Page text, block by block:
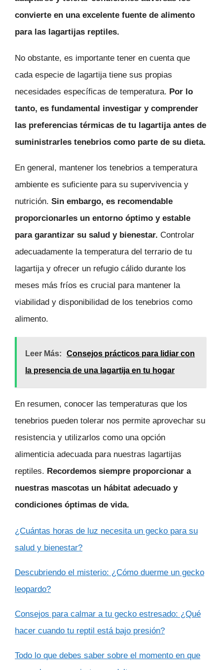
convierte en una excelente fuente de alimento
para las lagartijas reptiles.
No obstante, es importante tener en cuenta que
cada especie de lagartija tiene sus propias
necesidades específicas de temperatura. Por lo
tanto, es fundamental investigar y comprender
las preferencias térmicas de tu lagartija antes de
suministrarles tenebrios como parte de su dieta.
En general, mantener los tenebrios a temperatura
ambiente es suficiente para su supervivencia y
nutrición. Sin embargo, es recomendable
proporcionarles un entorno óptimo y estable
para garantizar su salud y bienestar. Controlar
adecuadamente la temperatura del terrario de tu
lagartija y ofrecer un refugio cálido durante los
meses más fríos es crucial para mantener la
viabilidad y disponibilidad de los tenebrios como
alimento.
Leer Más:
Consejos prácticos para lidiar con
la presencia de una lagartija en tu hogar
En resumen, conocer las temperaturas que los
tenebrios pueden tolerar nos permite aprovechar su
resistencia y utilizarlos como una opción
alimenticia adecuada para nuestras lagartijas
reptiles. Recordemos siempre proporcionar a
nuestras mascotas un hábitat adecuado y
condiciones óptimas de vida.
¿Cuántas horas de luz necesita un gecko para su
salud y bienestar?
Descubriendo el misterio: ¿Cómo duerme un gecko
leopardo?
Consejos para calmar a tu gecko estresado: ¿Qué
hacer cuando tu reptil está bajo presión?
Todo lo que debes saber sobre el momento en que